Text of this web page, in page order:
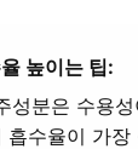
높이는 팁:
성분은 수용
흡수율이 가